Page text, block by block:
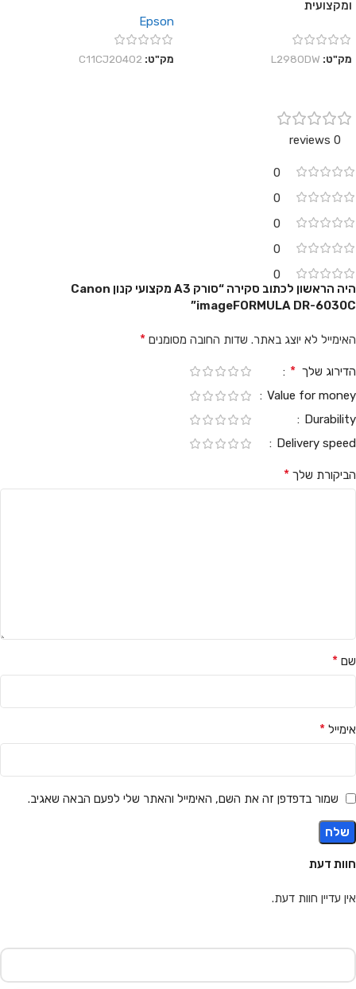
ומקצועית
מק"ט: L2980DW
Epson
מק"ט: C11CJ20402
0 reviews
0
0
0
0
0
חוות דעת
אין עדיין חוות דעת.
היה הראשון לכתוב סקירה “סורק A3 מקצועי קנון Canon
imageFORMULA DR-6030C”
האימייל לא יוצג באתר. שדות החובה מסומנים *
הדירוג שלך *
Value for money
Durability
Delivery speed
הביקורת שלך *
שם *
אימייל *
שמור בדפדפן זה את השם, האימייל והאתר שלי לפעם הבאה שאגיב.